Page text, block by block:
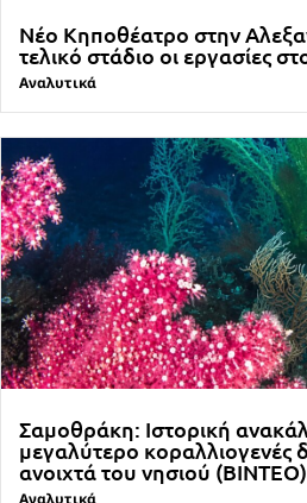
Νέο Κηποθέατρο στην
τελικό στάδιο οι εργασίες
Αναλυτικά
Σαμοθράκη: Ιστορική
μεγαλύτερο κοραλλιογενές
ανοιχτά του νησιού (ΒΙΝΤΕΟ)
Αναλυτικά